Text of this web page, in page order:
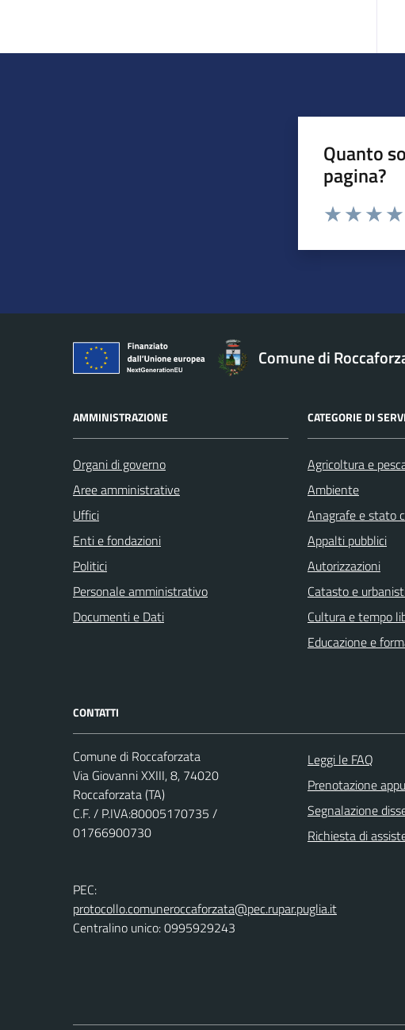
Quanto
pagina?
Valuta da 1 a 5
Comune di
AMMINISTRAZIONE
Organi di governo
Aree amministrative
Uffici
Enti e fondazioni
Politici
Personale amministrativo
Documenti e Dati
CATEGORIE DI
Agricoltura e
Ambiente
Anagrafe e stato
Appalti pubblici
Autorizzazioni
Catasto e
Cultura e tempo
Educazione e
CONTATTI
Comune di Roccaforzata
Via Giovanni XXIII, 8, 74020
Roccaforzata (TA)
C.F. / P.IVA:80005170735 /
01766900730
PEC:
protocollo.comuneroccaforzata@pec.rupar.puglia.it
Centralino unico: 0995929243
Leggi le FAQ
Prenotazione
Segnalazione
Richiesta di